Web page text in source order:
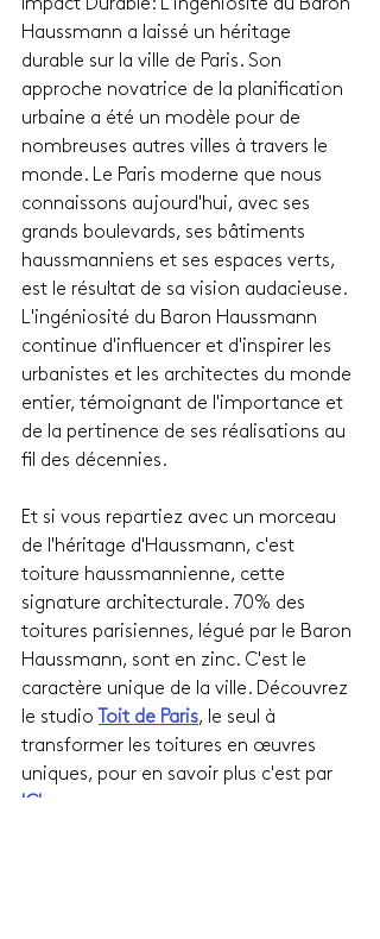
Impact Durable: L'ingéniosité du Baron
Haussmann a laissé un héritage
durable sur la ville de Paris. Son
approche novatrice de la planification
urbaine a été un modèle pour de
nombreuses autres villes à travers le
monde. Le Paris moderne que nous
connaissons aujourd'hui, avec ses
grands boulevards, ses bâtiments
haussmanniens et ses espaces verts,
est le résultat de sa vision audacieuse.
L'ingéniosité du Baron Haussmann
continue d'influencer et d'inspirer les
urbanistes et les architectes du monde
entier, témoignant de l'importance et
de la pertinence de ses réalisations au
fil des décennies.
Et si vous repartiez avec un morceau
de l'héritage d'Haussmann, c'est
toiture haussmannienne, cette
signature architecturale. 70% des
toitures parisiennes, légué par le Baron
Haussmann, sont en zinc. C'est le
caractère unique de la ville. Découvrez
le studio
Toit de Paris, le seul à
transformer les toitures en œuvres
uniques, pour en savoir plus c'est par
ICI